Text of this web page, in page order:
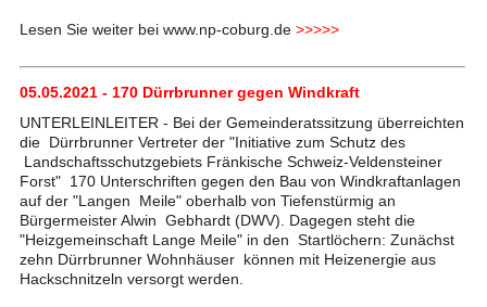
Lesen Sie weiter bei www.np-coburg.de >>>>>
05.05.2021 - 170 Dürrbrunner gegen Windkraft
UNTERLEINLEITER - Bei der Gemeinderatssitzung überreichten
die Dürrbrunner Vertreter der "Initiative zum Schutz des
Landschaftsschutzgebiets Fränkische Schweiz-Veldensteiner
Forst" 170 Unterschriften gegen den Bau von Windkraftanlagen
auf der "Langen Meile" oberhalb von Tiefenstürmig an
Bürgermeister Alwin Gebhardt (DWV). Dagegen steht die
"Heizgemeinschaft Lange Meile" in den Startlöchern: Zunächst
zehn Dürrbrunner Wohnhäuser können mit Heizenergie aus
Hackschnitzeln versorgt werden.